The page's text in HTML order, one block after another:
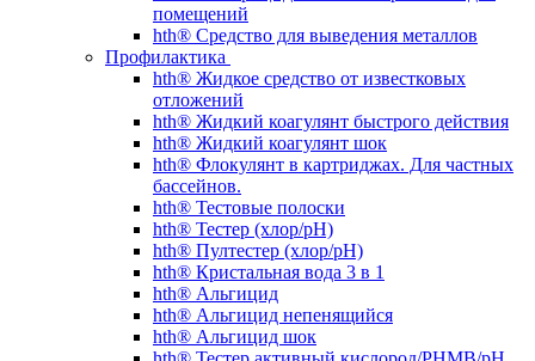
помещений
hth® Средство для выведения металлов
Профилактика
hth® Жидкое средство от известковых
отложений
hth® Жидкий коагулянт быстрого действия
hth® Жидкий коагулянт шок
hth® Флокулянт в картриджах. Для частных
бассейнов.
hth® Тестовые полоски
hth® Тестер (хлор/pH)
hth® Пултестер (хлор/pH)
hth® Кристальная вода 3 в 1
hth® Альгицид
hth® Альгицид непенящийся
hth® Альгицид шок